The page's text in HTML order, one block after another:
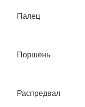
Палец
Поршень
Распредвал